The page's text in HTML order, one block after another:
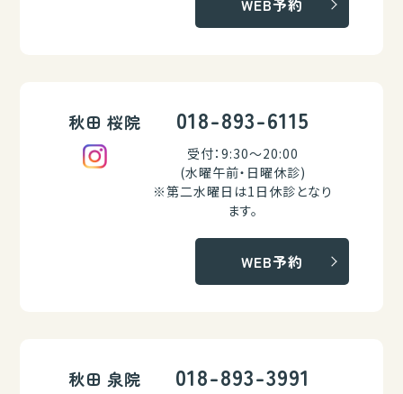
WEB予約
秋田 桜院 018-893-6115
受付：9:30～20:00
(水曜午前・日曜休診)
※第二水曜日は1日休診となり
ます。
WEB予約
秋田 泉院 018-893-3991